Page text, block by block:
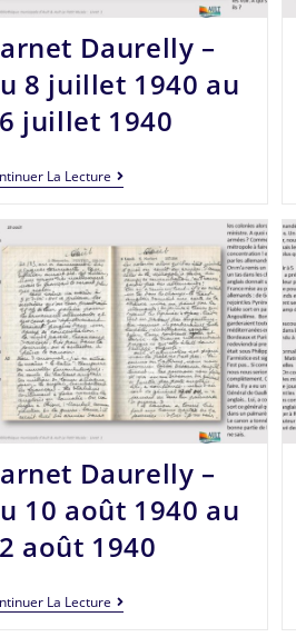
Daurelly –
8 juillet 1940 au
juillet 1940
La Lecture
Daurelly –
10 août 1940 au
août 1940
La Lecture